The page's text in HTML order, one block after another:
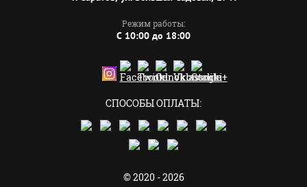
Режим работы:
C 10:00 до 18:00
СПОСОБЫ ОПЛАТЫ:
© 2020 - 2026